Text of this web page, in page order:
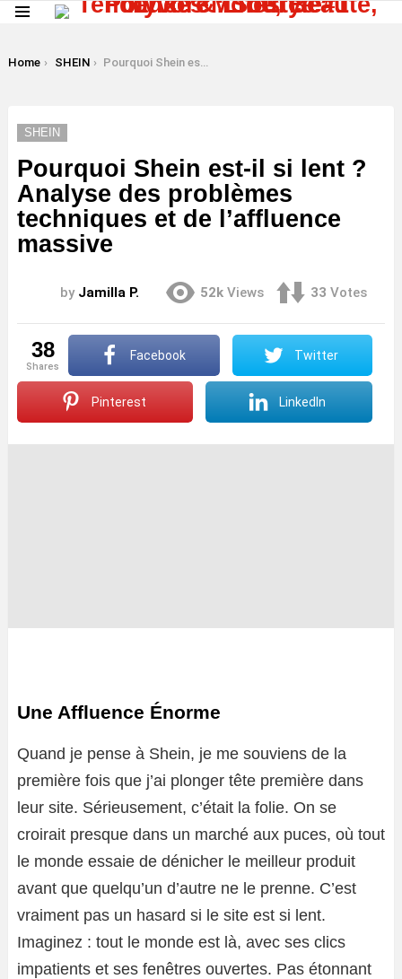
You are here:
Home SHEIN Pourquoi Shein est-il si lent ? Analyse des problèmes techniques et de l’affluence massive
SHEIN
Pourquoi Shein est-il si lent ?
Analyse des problèmes
techniques et de l’affluence
massive
by Jamilla P. 52k Views 33 Votes
38
shares
Facebook Twitter
Pinterest LinkedIn
Une Affluence Énorme
Quand je pense à Shein, je me souviens de la
première fois que j’ai plonger tête première dans
leur site. Sérieusement, c’était la folie. On se
croirait presque dans un marché aux puces, où tout
le monde essaie de dénicher le meilleur produit
avant que quelqu’un d’autre ne le prenne. C’est
vraiment pas un hasard si le site est si lent.
Imaginez : tout le monde est là, avec ses clics
impatients et ses fenêtres ouvertes. Pas étonnant